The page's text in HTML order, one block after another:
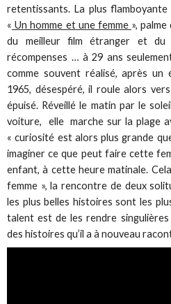
retentissants. La plus
« Un homme et une femme »,
du meilleur film étranger et du
récompenses … à 29 ans
comme souvent réalisé, après un
1965, désespéré, il roule alors
épuisé. Réveillé le matin par le
voiture, elle marche sur la plage
« curiosité est alors plus grande
imaginer ce que peut faire cette
enfant, à cette heure matinale.
femme », la rencontre de deux
les plus belles histoires sont les
talent est de les rendre
des histoires qu’il a à nouveau